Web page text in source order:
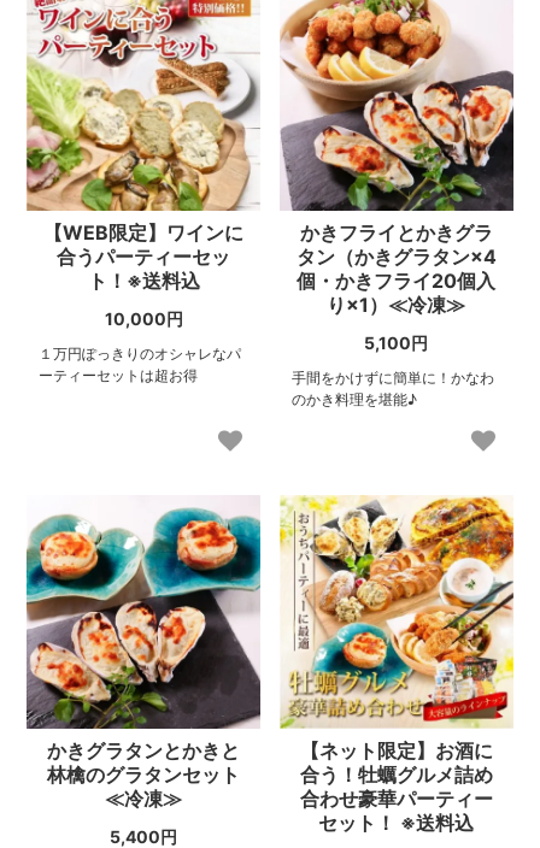
【WEB限定】ワインに
合うパーティーセッ
ト！※送料込
10,000円
１万円ぽっきりのオシャレなパ
ーティーセットは超お得
かきフライとかきグラ
タン（かきグラタン×4
個・かきフライ20個入
り×1）≪冷凍≫
5,100円
手間をかけずに簡単に！かなわ
のかき料理を堪能♪
かきグラタンとかきと
林檎のグラタンセット
≪冷凍≫
5,400円
【ネット限定】お酒に
合う！牡蠣グルメ詰め
合わせ豪華パーティー
セット！ ※送料込